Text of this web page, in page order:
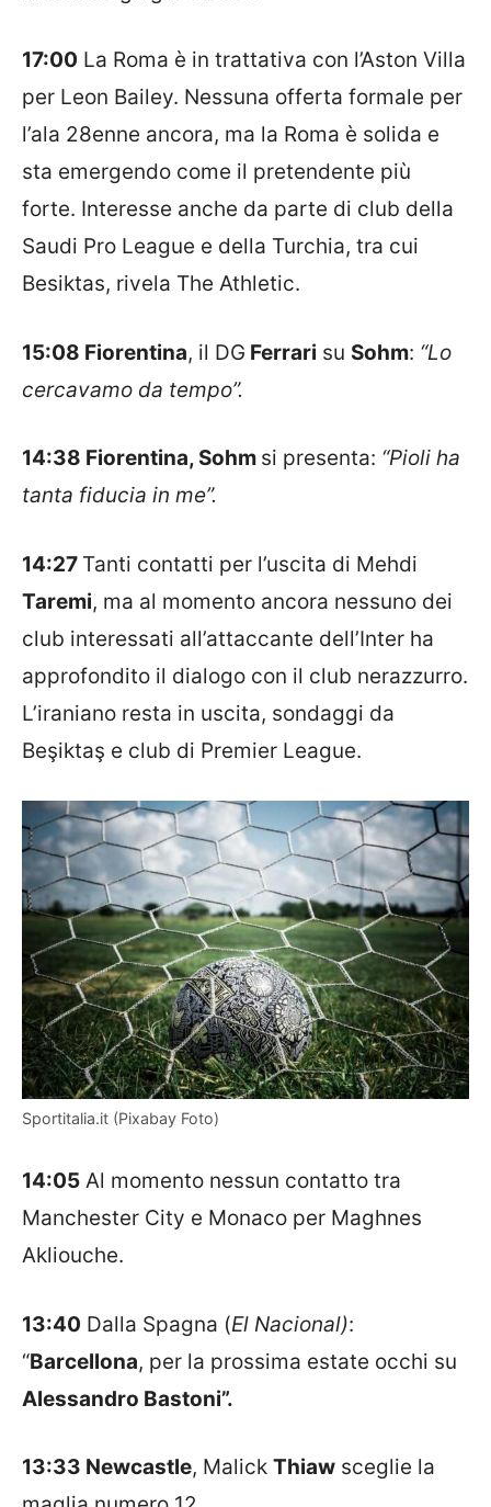
17:00 La Roma è in trattativa con l’Aston Villa
per Leon Bailey. Nessuna offerta formale per
l’ala 28enne ancora, ma la Roma è solida e
sta emergendo come il pretendente più
forte. Interesse anche da parte di club della
Saudi Pro League e della Turchia, tra cui
Besiktas, rivela The Athletic.
15:08 Fiorentina, il DG Ferrari su Sohm: “Lo
cercavamo da tempo”.
14:38 Fiorentina, Sohm si presenta: “Pioli ha
tanta fiducia in me”.
14:27 Tanti contatti per l’uscita di Mehdi
Taremi, ma al momento ancora nessuno dei
club interessati all’attaccante dell’Inter ha
approfondito il dialogo con il club nerazzurro.
L’iraniano resta in uscita, sondaggi da
Beşiktaş e club di Premier League.
Sportitalia.it (Pixabay Foto)
14:05 Al momento nessun contatto tra
Manchester City e Monaco per Maghnes
Akliouche.
13:40 Dalla Spagna (El Nacional):
“Barcellona, per la prossima estate occhi su
Alessandro Bastoni”.
13:33 Newcastle, Malick Thiaw sceglie la